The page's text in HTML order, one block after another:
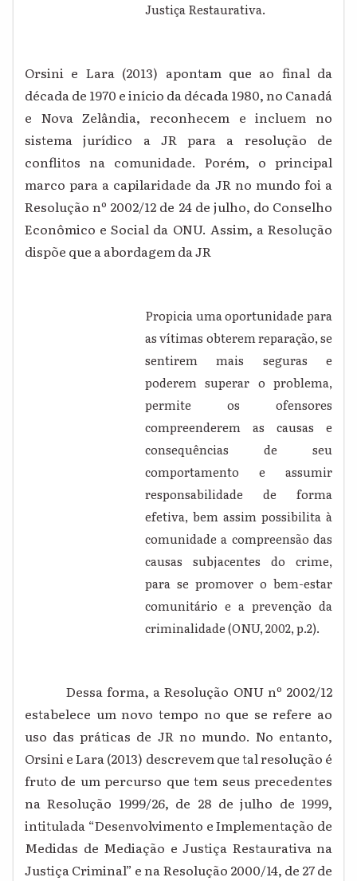
Justiça Restaurativa.
Orsini e Lara (2013) apontam que ao final da
década de 1970 e início da década 1980, no Canadá
e Nova Zelândia, reconhecem e incluem no
sistema jurídico a JR para a resolução de
conflitos na comunidade. Porém, o principal
marco para a capilaridade da JR no mundo foi a
Resolução nº 2002/12 de 24 de julho, do Conselho
Econômico e Social da ONU. Assim, a Resolução
dispõe que a abordagem da JR
Propicia uma oportunidade para
as vítimas obterem reparação, se
sentirem mais seguras e
poderem superar o problema,
permite os ofensores
compreenderem as causas e
consequências de seu
comportamento e assumir
responsabilidade de forma
efetiva, bem assim possibilita à
comunidade a compreensão das
causas subjacentes do crime,
para se promover o bem-estar
comunitário e a prevenção da
criminalidade (ONU, 2002, p.2).
Dessa forma, a Resolução ONU nº 2002/12
estabelece um novo tempo no que se refere ao
uso das práticas de JR no mundo. No entanto,
Orsini e Lara (2013) descrevem que tal resolução é
fruto de um percurso que tem seus precedentes
na Resolução 1999/26, de 28 de julho de 1999,
intitulada “Desenvolvimento e Implementação de
Medidas de Mediação e Justiça Restaurativa na
Justiça Criminal” e na Resolução 2000/14, de 27 de